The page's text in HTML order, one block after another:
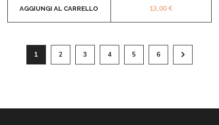
13,00€
AGGIUNGI AL CARRELLO
1 2 3 4 5 6